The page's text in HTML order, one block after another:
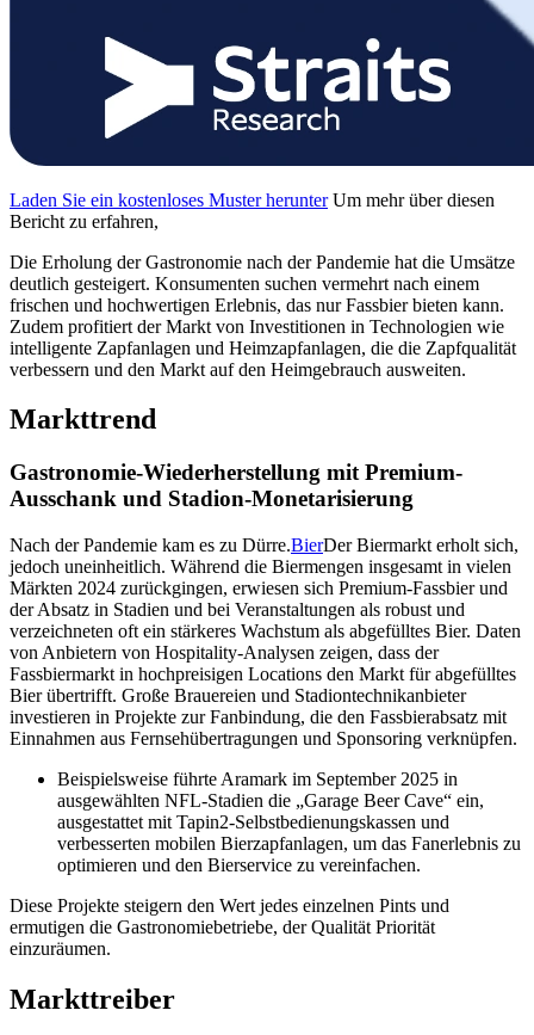
Laden Sie ein kostenloses Muster herunter Um mehr über diesen
Bericht zu erfahren,
Die Erholung der Gastronomie nach der Pandemie hat die Umsätze
deutlich gesteigert. Konsumenten suchen vermehrt nach einem
frischen und hochwertigen Erlebnis, das nur Fassbier bieten kann.
Zudem profitiert der Markt von Investitionen in Technologien wie
intelligente Zapfanlagen und Heimzapfanlagen, die die Zapfqualität
verbessern und den Markt auf den Heimgebrauch ausweiten.
Markttrend
Gastronomie-Wiederherstellung mit Premium-
Ausschank und Stadion-Monetarisierung
Nach der Pandemie kam es zu Dürre.BierDer Biermarkt erholt sich,
jedoch uneinheitlich. Während die Biermengen insgesamt in vielen
Märkten 2024 zurückgingen, erwiesen sich Premium-Fassbier und
der Absatz in Stadien und bei Veranstaltungen als robust und
verzeichneten oft ein stärkeres Wachstum als abgefülltes Bier. Daten
von Anbietern von Hospitality-Analysen zeigen, dass der
Fassbiermarkt in hochpreisigen Locations den Markt für abgefülltes
Bier übertrifft. Große Brauereien und Stadiontechnikanbieter
investieren in Projekte zur Fanbindung, die den Fassbierabsatz mit
Einnahmen aus Fernsehübertragungen und Sponsoring verknüpfen.
Beispielsweise führte Aramark im September 2025 in
ausgewählten NFL-Stadien die „Garage Beer Cave“ ein,
ausgestattet mit Tapin2-Selbstbedienungskassen und
verbesserten mobilen Bierzapfanlagen, um das Fanerlebnis zu
optimieren und den Bierservice zu vereinfachen.
Diese Projekte steigern den Wert jedes einzelnen Pints ​​und
ermutigen die Gastronomiebetriebe, der Qualität Priorität
einzuräumen.
Markttreiber